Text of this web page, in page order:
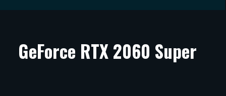
ARTIKKELIT
GeForce RTX 2060 Super